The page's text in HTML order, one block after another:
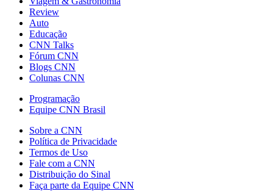
Review
Auto
Educação
CNN Talks
Fórum CNN
Blogs CNN
Colunas CNN
Programação
Equipe CNN Brasil
Sobre a CNN
Política de Privacidade
Termos de Uso
Fale com a CNN
Distribuição do Sinal
Faça parte da Equipe CNN